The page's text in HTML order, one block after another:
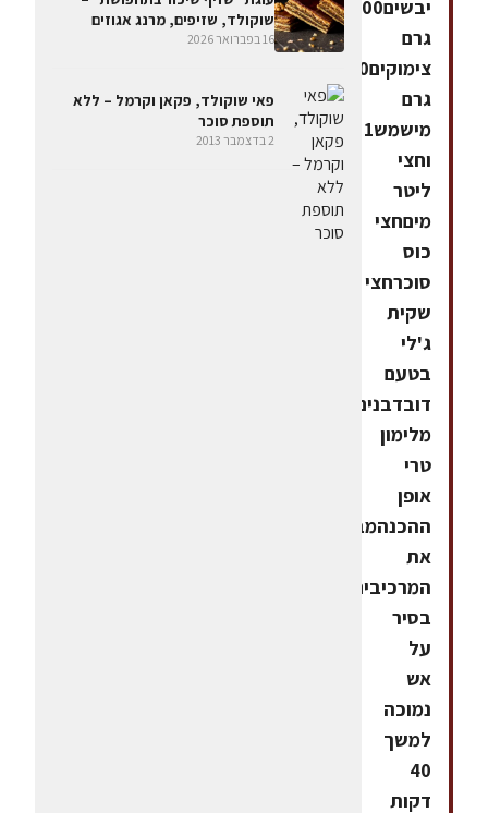
יבשים100
גרם
צימוקים100
גרם
מישמש1
וחצי
ליטר
מיםחצי
כוס
סוכרחצי
שקית
ג'לי
בטעם
דובדבניםמיץ
מלימון
טרי
אופן
ההכנהמבשלים
את
המרכיבים
בסיר
על
אש
נמוכה
למשך
40
דקות
שוקולד, שזיפים, מרנג אגוזים
16 בפברואר 2026
פאי שוקולד, פקאן וקרמל – ללא
תוספת סוכר
2 בדצמבר 2013